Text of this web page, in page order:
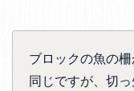
ブロックの魚の
同じですが、切